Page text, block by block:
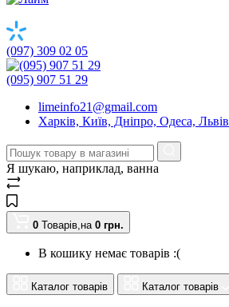
(097) 309 02 05
(095) 907 51 29
limeinfo21@gmail.com
Харків, Київ, Дніпро, Одеса, Львів
Я шукаю, наприклад, ванна
0 Товарів,на 0 грн.
В кошику немає товарів :(
Каталог товарів Каталог товарів